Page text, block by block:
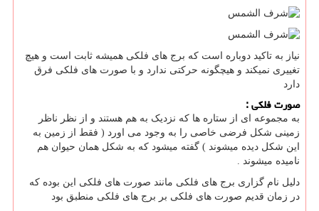
نیاز به تاکید دوباره است که برج های فلکی همیشه ثابت است و هیچ
تغییری نمیکند و هیچگونه حرکتی ندارد و با صورت های فلکی فرق
دارد
صورت فلکی :
به مجموعه ای از ستاره ها که نزدیک به هم هستند و از نظر ناظر
زمینی شکل فرضی خاصی را به وجود می اورد ( فقط از زمین به
این شکل دیده میشوند ) گفته میشود که به شکل همان حیوان هم
نامیده میشوند .
دلیل نام گزاری برج های فلکی مانند صورت های فلکی این بوده که
در زمان قدیم صورت های فلکی بر برج های فلکی منطبق بود